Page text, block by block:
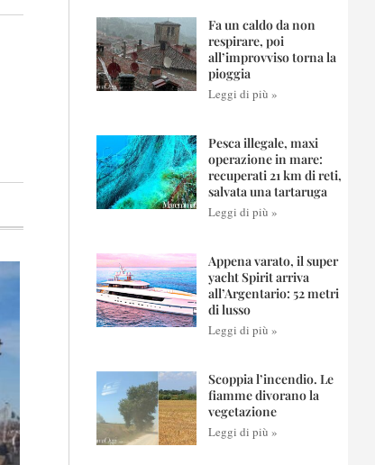
Fa un caldo da non
respirare, poi
all’improvviso torna la
pioggia
Leggi di più »
Pesca illegale, maxi
operazione in mare:
recuperati 21 km di reti,
salvata una tartaruga
Leggi di più »
Appena varato, il super
yacht Spirit arriva
all’Argentario: 52 metri
di lusso
Leggi di più »
Scoppia l’incendio. Le
fiamme divorano la
vegetazione
Leggi di più »